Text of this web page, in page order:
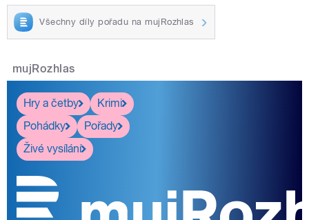
Všechny díly pořadu na mujRozhlas
mujRozhlas
Hry a četby
Krimi
Pohádky
Pořady
Živé vysílání